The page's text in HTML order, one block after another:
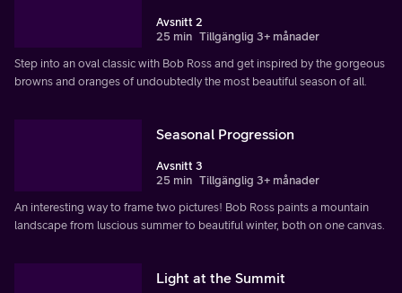
Avsnitt 2
25 min Tillgänglig 3+ månader
Step into an oval classic with Bob Ross and get inspired by the gorgeous
browns and oranges of undoubtedly the most beautiful season of all.
Seasonal Progression
Avsnitt 3
25 min Tillgänglig 3+ månader
An interesting way to frame two pictures! Bob Ross paints a mountain
landscape from luscious summer to beautiful winter, both on one canvas.
Light at the Summit